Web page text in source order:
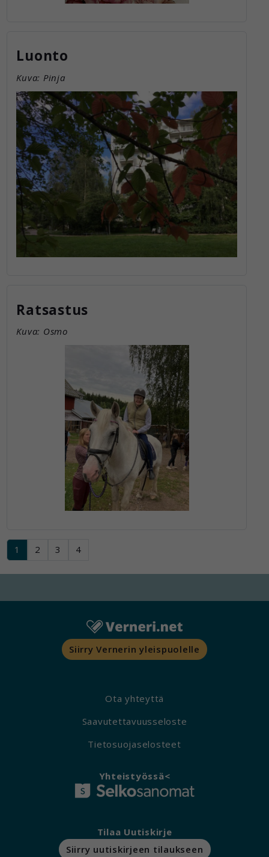
Luonto
Kuva: Pinja
Ratsastus
Kuva: Osmo
1 2 3 4
Siirry Vernerin yleispuolelle
Ota yhteyttä
Saavutettavuusseloste
Tietosuojaselosteet
Yhteistyössä<
Tilaa Uutiskirje
Siirry uutiskirjeen tilaukseen